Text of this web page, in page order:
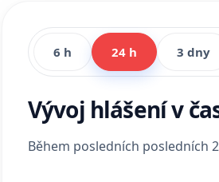
6 h 24 h 3 dny
Vývoj hlášení v
Během posledních posledních